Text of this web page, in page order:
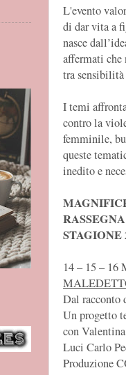
L'evento
di dar vita a
nasce
affermati che
tra
I temi
contro la
femminile,
queste
inedito e
STAGIONE
14 – 15 – 16
Dal racconto
Un progetto
con
Luci Carlo
Produzione